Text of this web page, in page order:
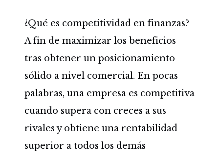
¿Qué es competitividad en finanzas?
A fin de maximizar los beneficios
tras obtener un posicionamiento
sólido a nivel comercial. En pocas
palabras, una empresa es competitiva
cuando supera con creces a sus
rivales y obtiene una rentabilidad
superior a todos los demás